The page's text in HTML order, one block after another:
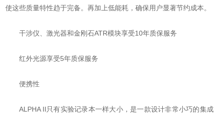
使这些质量特性趋于完备。再加上低能耗，确保用户显著节约成本。
干涉仪、激光器和金刚石ATR模块享受10年质保服务
红外光源享受5年质保服务
便携性
ALPHA II只有实验记录本一样大小，是一款设计非常小巧的集成